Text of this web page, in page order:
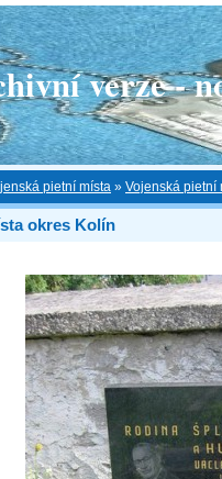
verze -
pietní místa » Vojenská pietní
okres Kolín